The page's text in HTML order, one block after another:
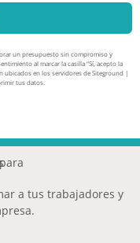
un presupuesto sin compromiso y
al marcar la casilla “Sí, acepto la
ubicados en los servidores de Siteground |
tus datos.
a tus trabajadores y